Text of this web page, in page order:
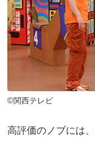
©関西テレビ
高評価のノブには